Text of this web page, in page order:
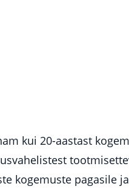
kui 20-aastast
kogemuste pagasile